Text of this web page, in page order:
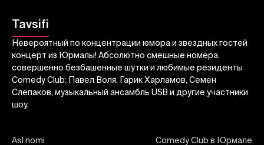
Tavsifi
Невероятный по концентрации юмора и звездных гостей
концерт из Юрмалы! Абсолютно смешные номера,
совершенно безбашенные шутки и любимые резиденты
Comedy Club: Павел Воля, Гарик Харламов, Семен
Слепаков, музыкальный ансамбль USB и другие участники
шоу.
Asl nomi Comedy Club в Юрмале